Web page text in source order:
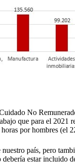
No
que para el
por hombres (el
país, pero
estar incluido